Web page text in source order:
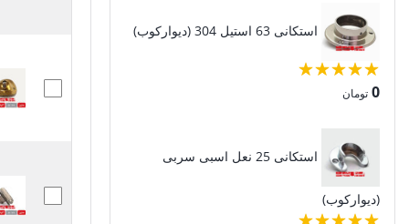
رابط و النگو لوله استیل
قالپاق استیل و پلاستیکی
قطعات چوبی نرده
قطعات نرده استیل
استکانی 63 استیل 304 (دیوارکوب)
0 تومان
استکانی 25 نعل اسبی سربی
(دیوارکوب)